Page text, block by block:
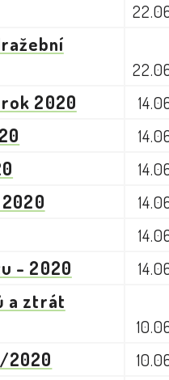
2020
- 2020
a ztrát
2020